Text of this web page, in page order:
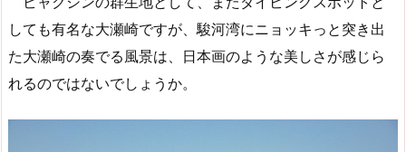
しても有名な大瀬崎ですが、駿河湾にニョッキっと突き出
た大瀬崎の奏でる風景は、日本画のような美しさが感じら
れるのではないでしょうか。